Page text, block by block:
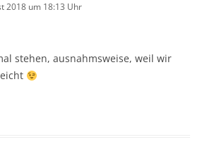
2018 um 18:13 Uhr
stehen, ausnahmsweise, weil wir